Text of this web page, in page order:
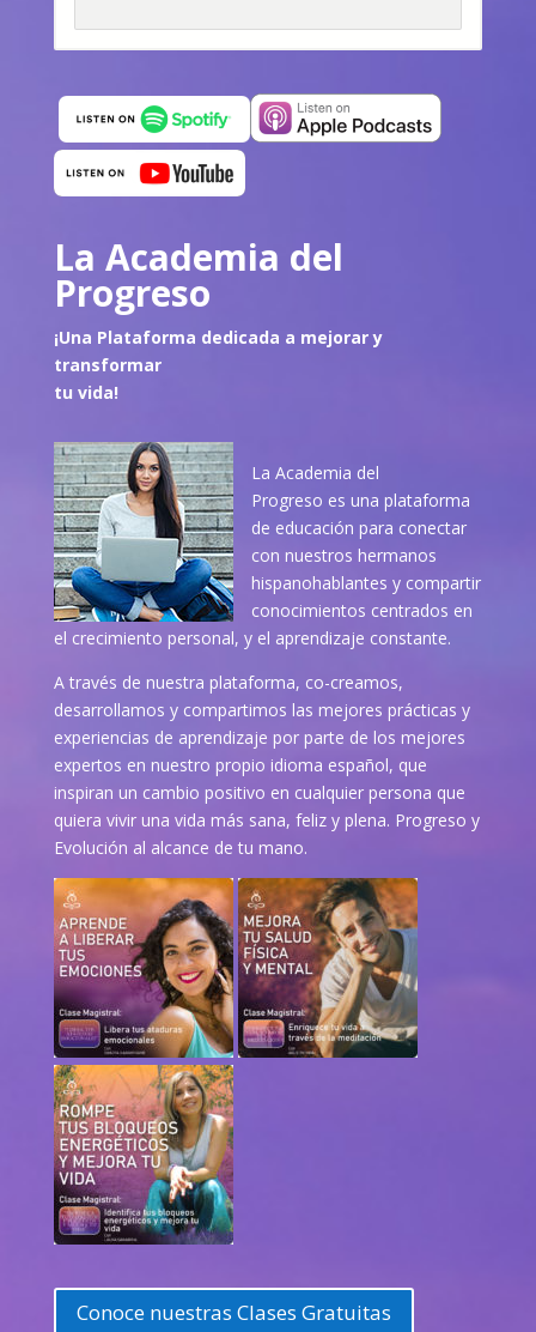
La Academia del
Progreso
¡Una Plataforma dedicada a mejorar y
transformar
tu vida!
La Academia del
Progreso es una plataforma
de educación para conectar
con nuestros hermanos
hispanohablantes y compartir
conocimientos centrados en
el crecimiento personal, y el aprendizaje constante.
A través de nuestra plataforma, co-creamos,
desarrollamos y compartimos las mejores prácticas y
experiencias de aprendizaje por parte de los mejores
expertos en nuestro propio idioma español, que
inspiran un cambio positivo en cualquier persona que
quiera vivir una vida más sana, feliz y plena. Progreso y
Evolución al alcance de tu mano.
Conoce nuestras Clases Gratuitas